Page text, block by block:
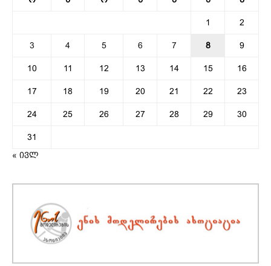
1 2
3 4 5 6 7 8 9
10 11 12 13 14 15 16
17 18 19 20 21 22 23
24 25 26 27 28 29 30
31
« ივლ